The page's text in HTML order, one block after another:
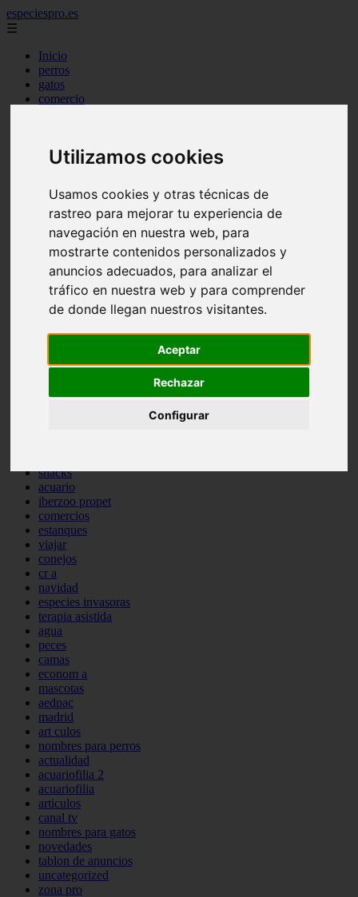
Utilizamos cookies
Usamos cookies y otras técnicas de
rastreo para mejorar tu experiencia de
navegación en nuestra web, para
mostrarte contenidos personalizados y
anuncios adecuados, para analizar el
tráfico en nuestra web y para comprender
de donde llegan nuestros visitantes.
Aceptar
Rechazar
Configurar
especiespro.es
☰
Inicio
perros
gatos
comercio
salud
mantenimiento
aves
marketing
bienestar
peque os mam feros
verano
legislaci n
peluquer a
accesorios
comportamiento
reptiles
snacks
acuario
iberzoo propet
comercios
estanques
viajar
conejos
cr a
navidad
especies invasoras
terapia asistida
agua
peces
camas
econom a
mascotas
aedpac
madrid
art culos
nombres para perros
actualidad
acuariofilia 2
acuariofilia
articulos
canal tv
nombres para gatos
novedades
tablon de anuncios
uncategorized
zona pro